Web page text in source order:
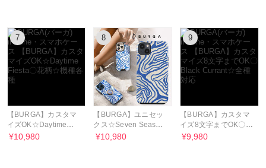
7
【BURGA】カスタマ
イズOK☆Daytime
Fiesta〇花柄☆機種各
¥10,980
8
【BURGA】ユニセッ
クス☆Seven Seas☆
爽やかマーブル柄☆各
¥10,980
9
【BURGA】カスタマ
イズ8文字までOK〇
Black Currant☆全種対
¥9,980